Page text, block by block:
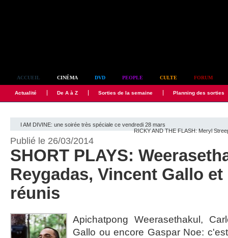
ACCUEIL CINÉMA DVD PEOPLE CULTE FORUM
Actualité De A à Z Sorties de la semaine Planning des sorties
I AM DIVINE: une soirée très spéciale ce vendredi 28 mars
RICKY AND THE FLASH: Meryl
Publié le 26/03/2014
SHORT PLAYS:
Reygadas, Vincent Gallo et
réunis
Apichatpong Weerasethakul,
Gallo ou encore Gaspar Noe: